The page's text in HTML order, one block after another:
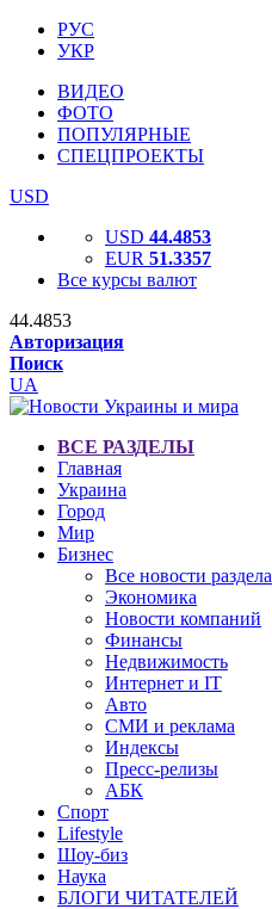
РУС
УКР
ВИДЕО
ФОТО
ПОПУЛЯРНЫЕ
СПЕЦПРОЕКТЫ
USD
USD 44.4853
EUR 51.3357
Все курсы валют
44.4853
Авторизация
Поиск
UA
ВСЕ РАЗДЕЛЫ
Главная
Украина
Город
Мир
Бизнес
Все новости раздела
Экономика
Новости компаний
Финансы
Недвижимость
Интернет и IT
Авто
СМИ и реклама
Индексы
Пресс-релизы
АБК
Спорт
Lifestyle
Шоу-биз
Наука
БЛОГИ ЧИТАТЕЛЕЙ